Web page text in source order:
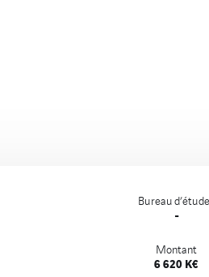
Bureau
-
Montant
6 620 K€